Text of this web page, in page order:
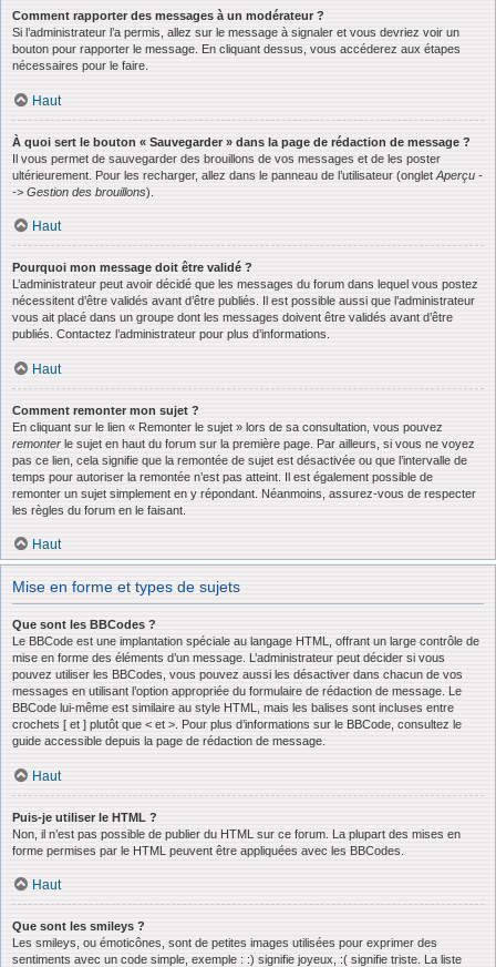
Comment rapporter des messages à un modérateur ?
Si l’administrateur l’a permis, allez sur le message à signaler et vous devriez voir un
bouton pour rapporter le message. En cliquant dessus, vous accéderez aux étapes
nécessaires pour le faire.
Haut
À quoi sert le bouton « Sauvegarder » dans la page de rédaction de message ?
Il vous permet de sauvegarder des brouillons de vos messages et de les poster
ultérieurement. Pour les recharger, allez dans le panneau de l’utilisateur (onglet Aperçu -
-> Gestion des brouillons).
Haut
Pourquoi mon message doit être validé ?
L’administrateur peut avoir décidé que les messages du forum dans lequel vous postez
nécessitent d’être validés avant d’être publiés. Il est possible aussi que l’administrateur
vous ait placé dans un groupe dont les messages doivent être validés avant d’être
publiés. Contactez l’administrateur pour plus d’informations.
Haut
Comment remonter mon sujet ?
En cliquant sur le lien « Remonter le sujet » lors de sa consultation, vous pouvez
remonter le sujet en haut du forum sur la première page. Par ailleurs, si vous ne voyez
pas ce lien, cela signifie que la remontée de sujet est désactivée ou que l’intervalle de
temps pour autoriser la remontée n’est pas atteint. Il est également possible de
remonter un sujet simplement en y répondant. Néanmoins, assurez-vous de respecter
les règles du forum en le faisant.
Haut
Mise en forme et types de sujets
Que sont les BBCodes ?
Le BBCode est une implantation spéciale au langage HTML, offrant un large contrôle de
mise en forme des éléments d’un message. L’administrateur peut décider si vous
pouvez utiliser les BBCodes, vous pouvez aussi les désactiver dans chacun de vos
messages en utilisant l’option appropriée du formulaire de rédaction de message. Le
BBCode lui-même est similaire au style HTML, mais les balises sont incluses entre
crochets [ et ] plutôt que < et >. Pour plus d’informations sur le BBCode, consultez le
guide accessible depuis la page de rédaction de message.
Haut
Puis-je utiliser le HTML ?
Non, il n’est pas possible de publier du HTML sur ce forum. La plupart des mises en
forme permises par le HTML peuvent être appliquées avec les BBCodes.
Haut
Que sont les smileys ?
Les smileys, ou émoticônes, sont de petites images utilisées pour exprimer des
sentiments avec un code simple, exemple : :) signifie joyeux, :( signifie triste. La liste